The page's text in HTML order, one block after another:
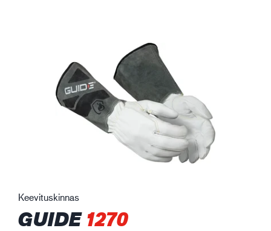
Keevituskinnas
GUIDE1270